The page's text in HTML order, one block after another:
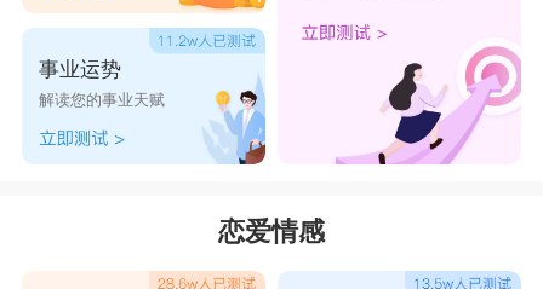
事业运势
解读您的事业天赋
恋爱情感